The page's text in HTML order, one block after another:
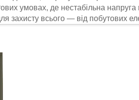
умовах, де нестабільна
захисту всього — від побутових
коливань напруги, запобігаючи